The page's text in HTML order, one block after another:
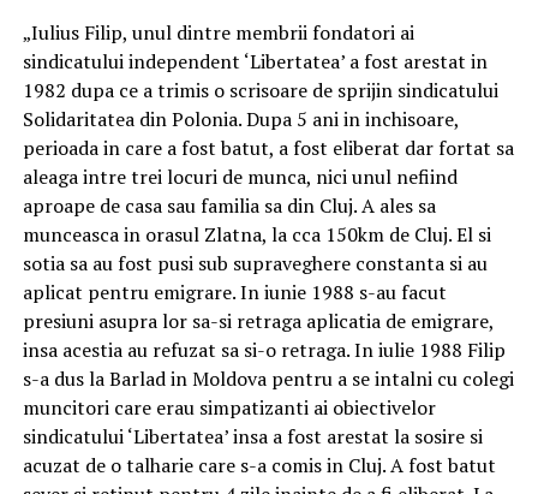
„Iulius Filip, unul dintre membrii fondatori ai
sindicatului independent ‘Libertatea’ a fost arestat in
1982 dupa ce a trimis o scrisoare de sprijin sindicatului
Solidaritatea din Polonia. Dupa 5 ani in inchisoare,
perioada in care a fost batut, a fost eliberat dar fortat sa
aleaga intre trei locuri de munca, nici unul nefiind
aproape de casa sau familia sa din Cluj. A ales sa
munceasca in orasul Zlatna, la cca 150km de Cluj. El si
sotia sa au fost pusi sub supraveghere constanta si au
aplicat pentru emigrare. In iunie 1988 s-au facut
presiuni asupra lor sa-si retraga aplicatia de emigrare,
insa acestia au refuzat sa si-o retraga. In iulie 1988 Filip
s-a dus la Barlad in Moldova pentru a se intalni cu colegi
muncitori care erau simpatizanti ai obiectivelor
sindicatului ‘Libertatea’ insa a fost arestat la sosire si
acuzat de o talharie care s-a comis in Cluj. A fost batut